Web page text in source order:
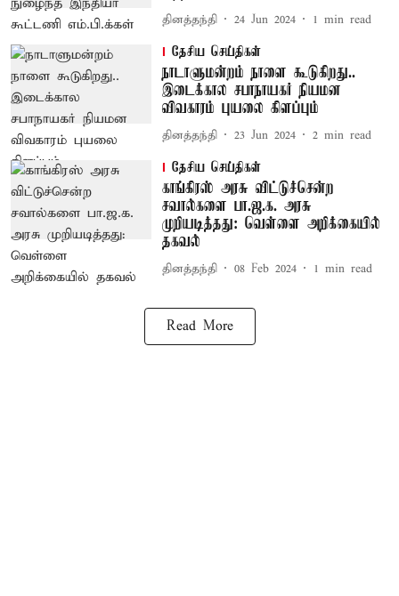
தினத்தந்தி 24 Jun 2024 1 min read
தேசிய செய்திகள்
நாடாளுமன்றம் நாளை கூடுகிறது..
இடைக்கால சபாநாயகர் நியமன
விவகாரம் புயலை கிளப்பும்
தினத்தந்தி 23 Jun 2024 2 min read
தேசிய செய்திகள்
காங்கிரஸ் அரசு விட்டுச்சென்ற
சவால்களை பா.ஜ.க. அரசு
முறியடித்தது: வெள்ளை அறிக்கையில்
தகவல்
தினத்தந்தி 08 Feb 2024 1 min read
Read More